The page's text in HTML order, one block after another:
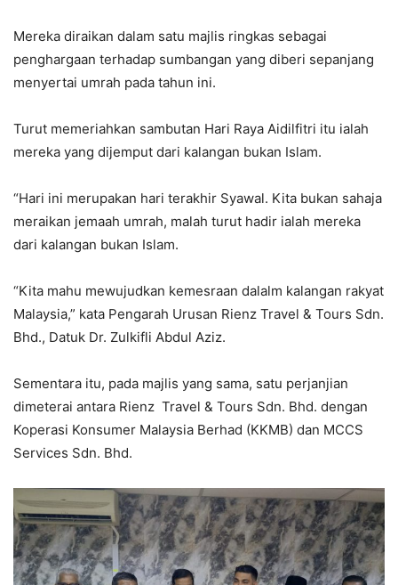
Mereka diraikan dalam satu majlis ringkas sebagai
penghargaan terhadap sumbangan yang diberi sepanjang
menyertai umrah pada tahun ini.
Turut memeriahkan sambutan Hari Raya Aidilfitri itu ialah
mereka yang dijemput dari kalangan bukan Islam.
“Hari ini merupakan hari terakhir Syawal. Kita bukan sahaja
meraikan jemaah umrah, malah turut hadir ialah mereka
dari kalangan bukan Islam.
“Kita mahu mewujudkan kemesraan dalalm kalangan rakyat
Malaysia,” kata Pengarah Urusan Rienz Travel & Tours Sdn.
Bhd., Datuk Dr. Zulkifli Abdul Aziz.
Sementara itu, pada majlis yang sama, satu perjanjian
dimeterai antara Rienz Travel & Tours Sdn. Bhd. dengan
Koperasi Konsumer Malaysia Berhad (KKMB) dan MCCS
Services Sdn. Bhd.